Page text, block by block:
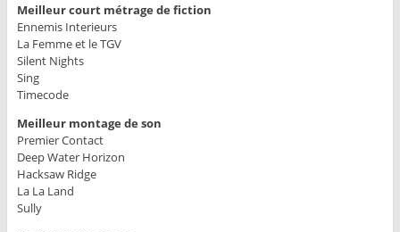
Meilleur court métrage de fiction
Ennemis Interieurs
La Femme et le TGV
Silent Nights
Sing
Timecode
Meilleur montage de son
Premier Contact
Deep Water Horizon
Hacksaw Ridge
La La Land
Sully